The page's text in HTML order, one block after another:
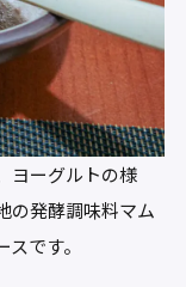
ヨーグルトの様
の発酵調味料マム
です。